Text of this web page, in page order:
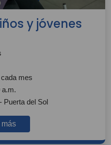
y jóvenes
mes
a.m.
Puerta del Sol
más